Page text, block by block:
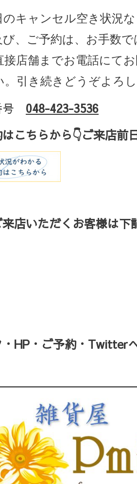
のキャンセル空き状況
び、ご予約は、お手数で
接店舗までお電話にて
引き続きどうぞよろ
号 048-423-3536
こちらから👇ご来店前
店いただくお客様は下
HP・ご予約・Twitter